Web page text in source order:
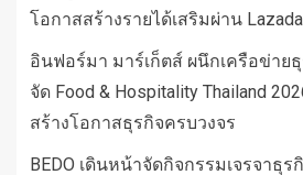
โอกาสสร้างรายได้เสริมผ่าน
อินฟอร์มา มาร์เก็ตส์ ผนึกเครือข่าย
จัด Food & Hospitality Thailand
สร้างโอกาสธุรกิจครบวงจร
BEDO เดินหน้าจัดกิจกรรมเจรจาธุรกิ